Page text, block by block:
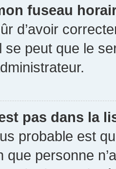
fuseau
d’avoir
se peut que le
pas dans la
probable est
que personne